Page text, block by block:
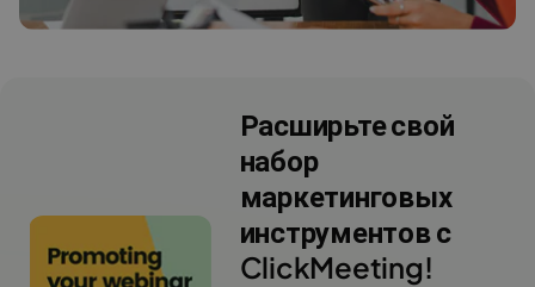
Расширьте свой
набор
маркетинговых
инструментов с
ClickMeeting!